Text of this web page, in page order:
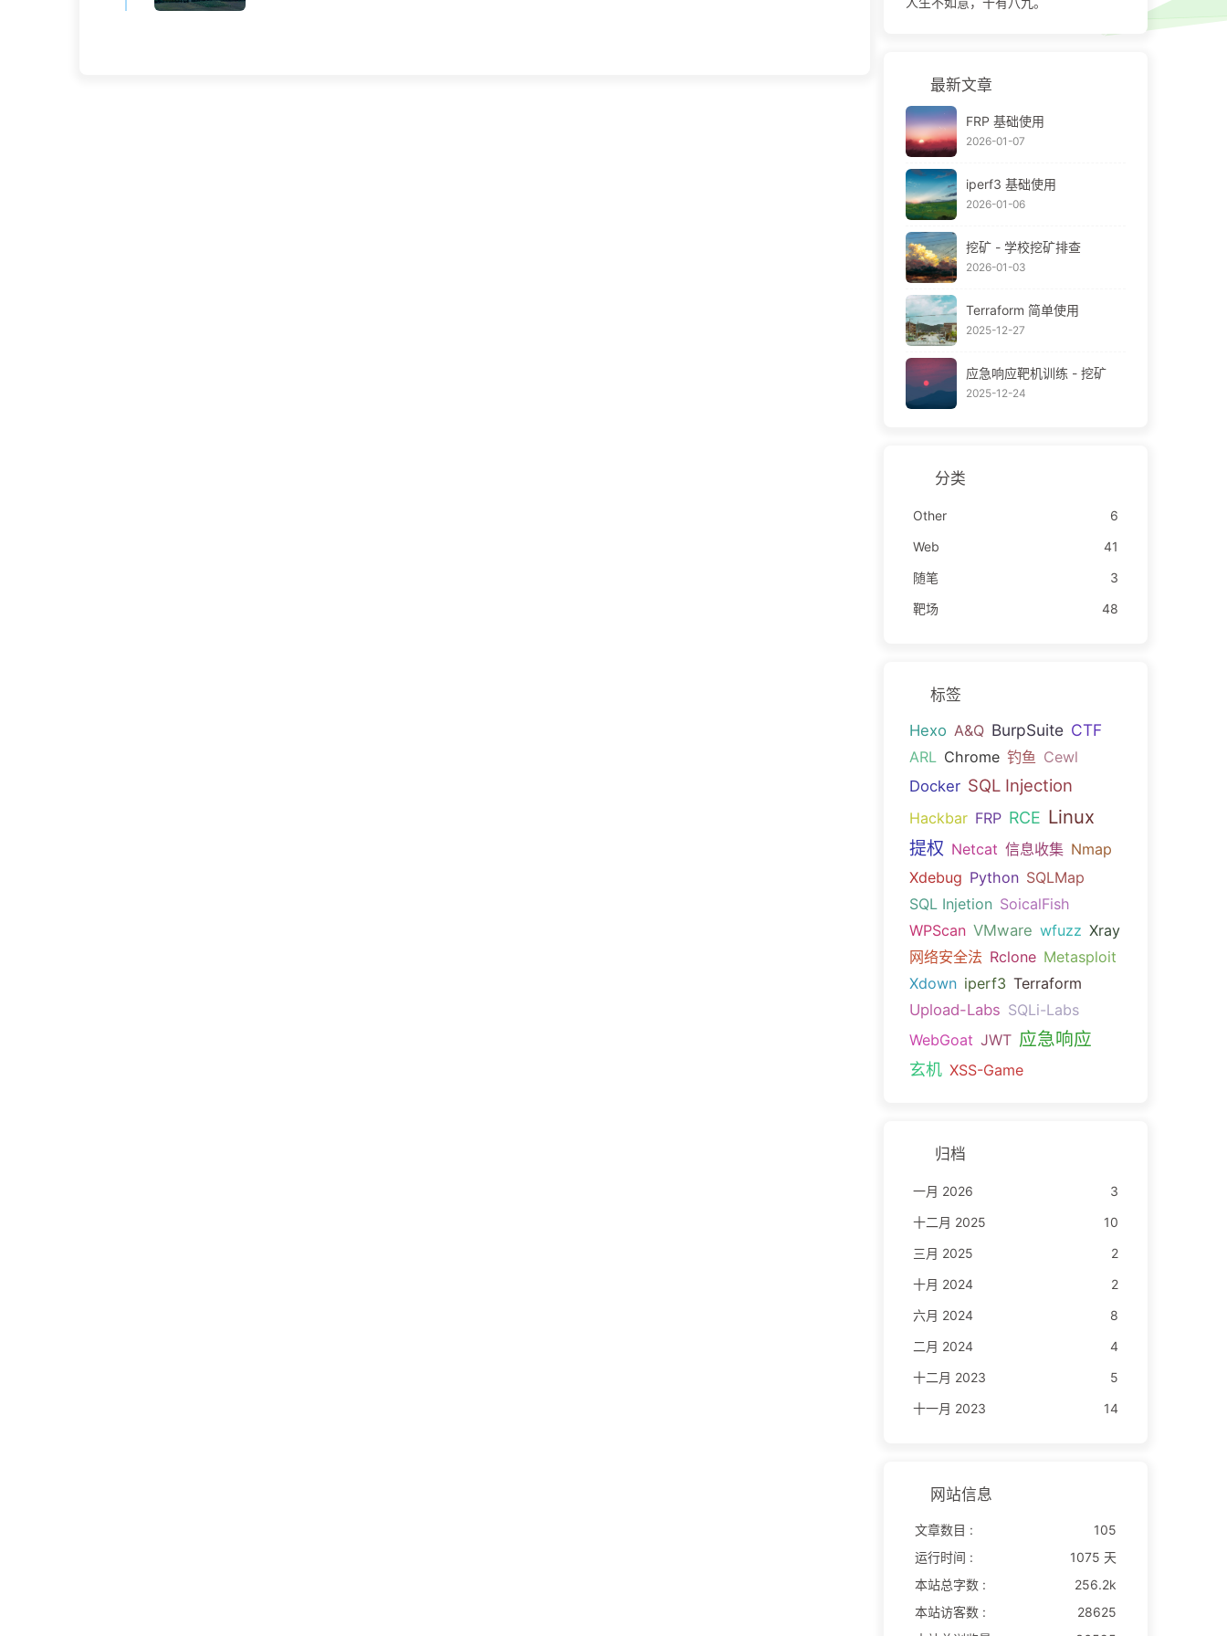
最新文章
FRP 基础使用
2026-01-07
iperf3 基础使用
2026-01-06
挖矿 - 学校挖矿排查
2026-01-03
Terraform 简单使用
2025-12-27
应急响应靶机训练 - 挖矿
2025-12-24
分类
Other
6
Web
41
随笔
3
靶场
48
标签
Hexo A&Q BurpSuite CTF
ARL Chrome 钓鱼 Cewl
Docker SQL Injection
Hackbar FRP RCE Linux
提权 Netcat 信息收集 Nmap
Xdebug Python SQLMap
SQL Injetion SoicalFish
WPScan VMware wfuzz Xray
网络安全法 Rclone Metasploit
Xdown iperf3 Terraform
Upload-Labs SQLi-Labs
WebGoat JWT 应急响应
玄机 XSS-Game
归档
一月 2026
3
十二月 2025
10
三月 2025
2
十月 2024
2
六月 2024
8
二月 2024
4
十二月 2023
5
十一月 2023
14
网站信息
文章数目 :
105
运行时间 :
1075 天
本站总字数 :
256.2k
本站访客数 :
28625